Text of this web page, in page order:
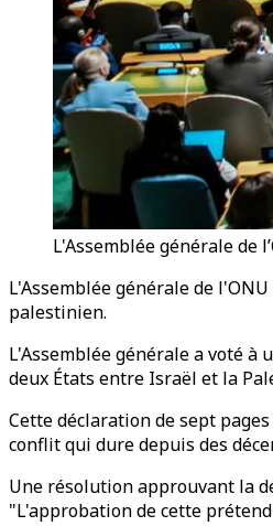
L'Assemblée générale de
L'Assemblée générale de
palestinien.
L'Assemblée générale a voté
deux États entre Israël et la
Cette déclaration de sept
conflit qui dure depuis des
Une résolution approuvant la
"L'approbation de cette